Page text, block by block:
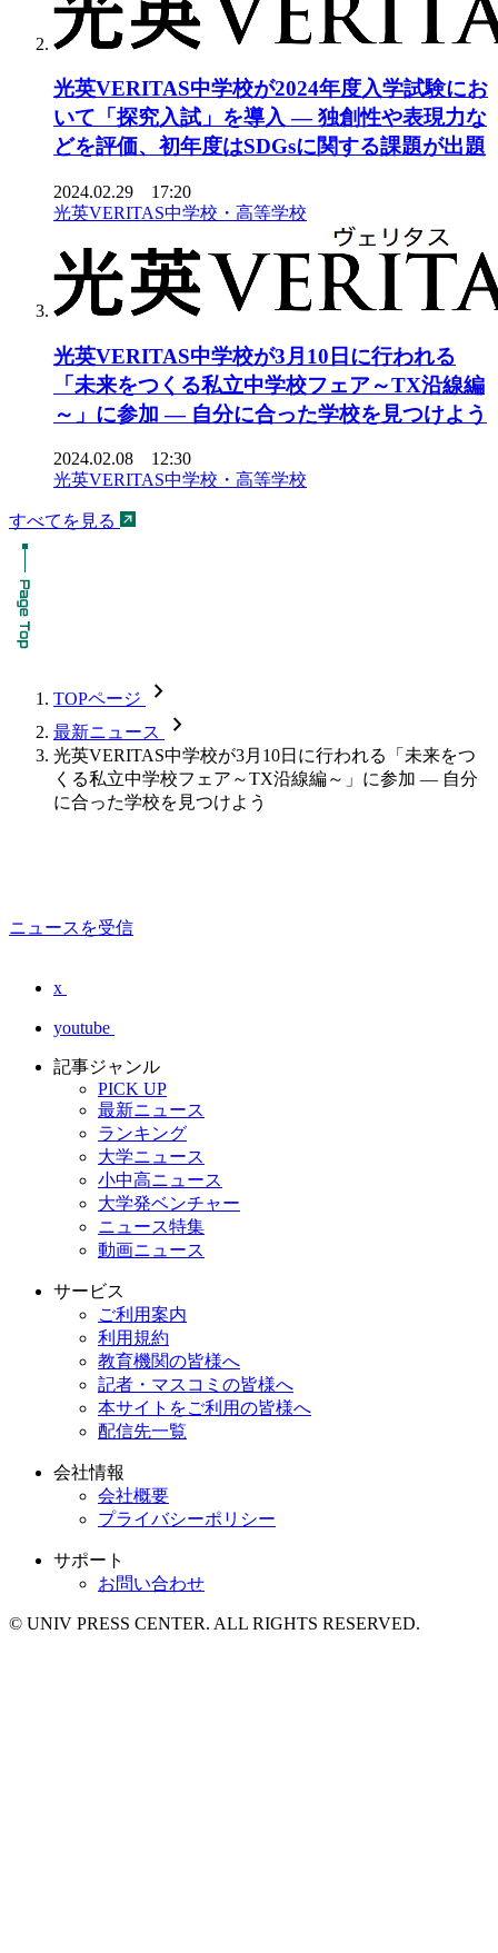
光英VERITAS中学校が2024年度入学試験にお
いて「探究入試」を導入 ― 独創性や表現力な
どを評価、初年度はSDGsに関する課題が出題
2024.02.29 17:20
光英VERITAS中学校・高等学校
光英VERITAS中学校が3月10日に行われる
「未来をつくる私立中学校フェア～TX沿線編
～」に参加 ― 自分に合った学校を見つけよう
2024.02.08 12:30
光英VERITAS中学校・高等学校
すべてを見る
TOPページ chevron_forward
最新ニュース chevron_forward
光英VERITAS中学校が3月10日に行われる「未来をつ
くる私立中学校フェア～TX沿線編～」に参加 ― 自分
に合った学校を見つけよう
ニュースを受信
x
youtube
記事ジャンル
PICK UP
最新ニュース
ランキング
大学ニュース
小中高ニュース
大学発ベンチャー
ニュース特集
動画ニュース
サービス
ご利用案内
利用規約
教育機関の皆様へ
記者・マスコミの皆様へ
本サイトをご利用の皆様へ
配信先一覧
会社情報
会社概要
プライバシーポリシー
サポート
お問い合わせ
© UNIV PRESS CENTER. ALL RIGHTS RESERVED.